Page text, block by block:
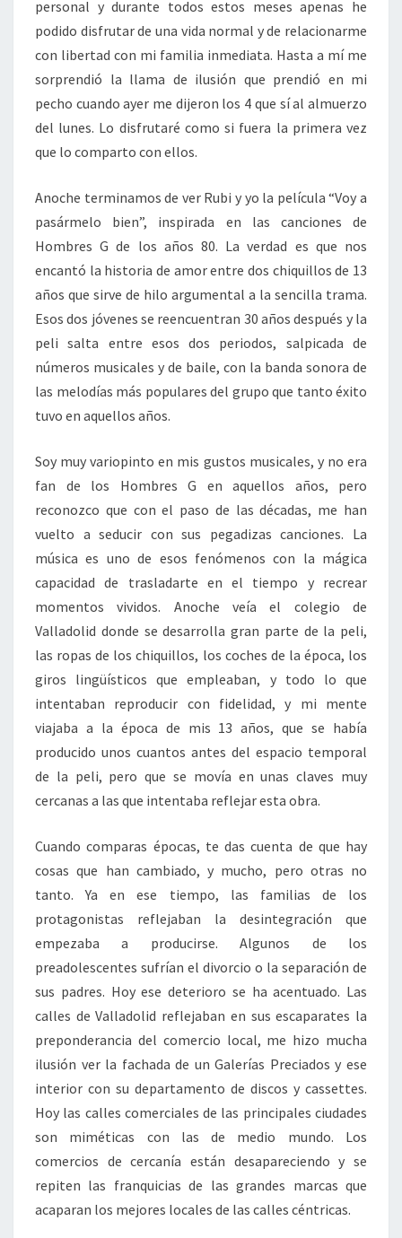
personal y durante todos estos meses apenas he
podido disfrutar de una vida normal y de relacionarme
con libertad con mi familia inmediata. Hasta a mí me
sorprendió la llama de ilusión que prendió en mi
pecho cuando ayer me dijeron los 4 que sí al almuerzo
del lunes. Lo disfrutaré como si fuera la primera vez
que lo comparto con ellos.
Anoche terminamos de ver Rubi y yo la película “Voy a
pasármelo bien”, inspirada en las canciones de
Hombres G de los años 80. La verdad es que nos
encantó la historia de amor entre dos chiquillos de 13
años que sirve de hilo argumental a la sencilla trama.
Esos dos jóvenes se reencuentran 30 años después y la
peli salta entre esos dos periodos, salpicada de
números musicales y de baile, con la banda sonora de
las melodías más populares del grupo que tanto éxito
tuvo en aquellos años.
Soy muy variopinto en mis gustos musicales, y no era
fan de los Hombres G en aquellos años, pero
reconozco que con el paso de las décadas, me han
vuelto a seducir con sus pegadizas canciones. La
música es uno de esos fenómenos con la mágica
capacidad de trasladarte en el tiempo y recrear
momentos vividos. Anoche veía el colegio de
Valladolid donde se desarrolla gran parte de la peli,
las ropas de los chiquillos, los coches de la época, los
giros lingüísticos que empleaban, y todo lo que
intentaban reproducir con fidelidad, y mi mente
viajaba a la época de mis 13 años, que se había
producido unos cuantos antes del espacio temporal
de la peli, pero que se movía en unas claves muy
cercanas a las que intentaba reflejar esta obra.
Cuando comparas épocas, te das cuenta de que hay
cosas que han cambiado, y mucho, pero otras no
tanto. Ya en ese tiempo, las familias de los
protagonistas reflejaban la desintegración que
empezaba a producirse. Algunos de los
preadolescentes sufrían el divorcio o la separación de
sus padres. Hoy ese deterioro se ha acentuado. Las
calles de Valladolid reflejaban en sus escaparates la
preponderancia del comercio local, me hizo mucha
ilusión ver la fachada de un Galerías Preciados y ese
interior con su departamento de discos y cassettes.
Hoy las calles comerciales de las principales ciudades
son miméticas con las de medio mundo. Los
comercios de cercanía están desapareciendo y se
repiten las franquicias de las grandes marcas que
acaparan los mejores locales de las calles céntricas.